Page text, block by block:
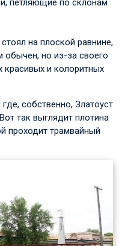
петляющие по склонам
на плоской равнине,
но из-за своего
красивых и колоритных
собственно, Златоуст
так выглядит плотина
проходит трамвайный